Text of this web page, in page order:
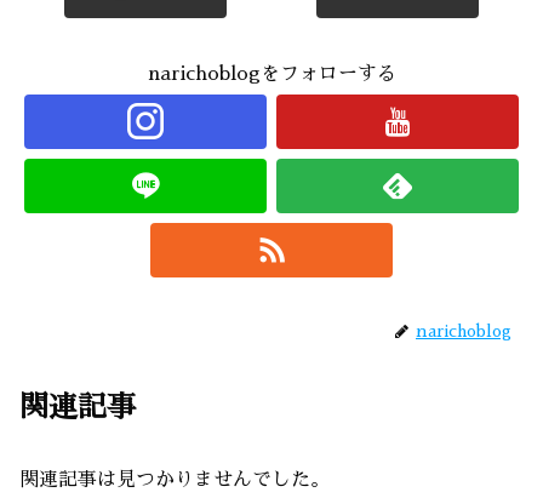
narichoblogをフォローする
narichoblog
関連記事
関連記事は見つかりませんでした。